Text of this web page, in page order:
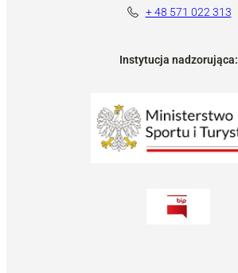
+ 48 571 022 313
Instytucja nadzorująca: